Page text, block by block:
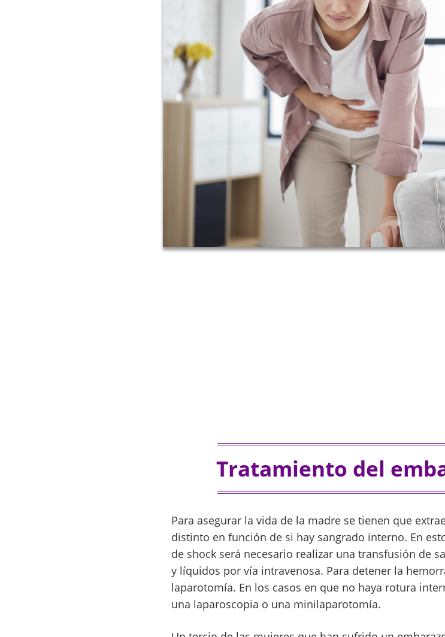
Tratamiento del
Para asegurar la vida de la madre se tienen que
distinto en función de si hay sangrado interno. En
de shock será necesario realizar una transfusión de
y líquidos por vía intravenosa. Para detener la
laparotomía. En los casos en que no haya rotura
una laparoscopia o una minilaparotomía.